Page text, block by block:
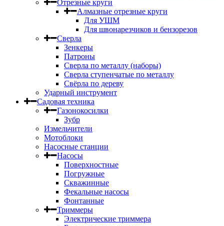
Отрезные круги
Алмазные отрезные круги
Для УШМ
Для швонарезчиков и бензорезов
Сверла
Зенкеры
Патроны
Сверла по металлу (наборы)
Сверла ступенчатые по металлу
Свёрла по дереву
Ударный инструмент
Садовая техника
Газонокосилки
Зубр
Измельчители
Мотоблоки
Насосные станции
Насосы
Поверхностные
Погружные
Скважинные
Фекальные насосы
Фонтанные
Триммеры
Электрические триммера